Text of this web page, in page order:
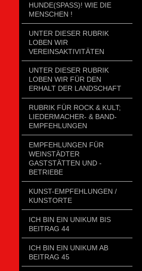
HUNDE(SPASS)! WIE DIE
MENSCHEN !
UNTER DIESER RUBRIK
LOBEN WIR
VEREINSAKTIVITÄTEN
UNTER DIESER RUBRIK
LOBEN WIR FÜR DEN
ERHALT DER LANDSCHAFT
RUBRIK FÜR ROCK & KULT;
LIEDERMACHER- & BAND-
EMPFEHLUNGEN
EMPFEHLUNGEN FÜR
WEINSTÄDTER
GASTSTÄTTEN UND -
BETRIEBE
KUNST-EMPFEHLUNGEN /
KUNSTORTE
ICH BIN EIN UNIKUM BIS
BEITRAG 44
ICH BIN EIN UNIKUM AB
BEITRAG 45